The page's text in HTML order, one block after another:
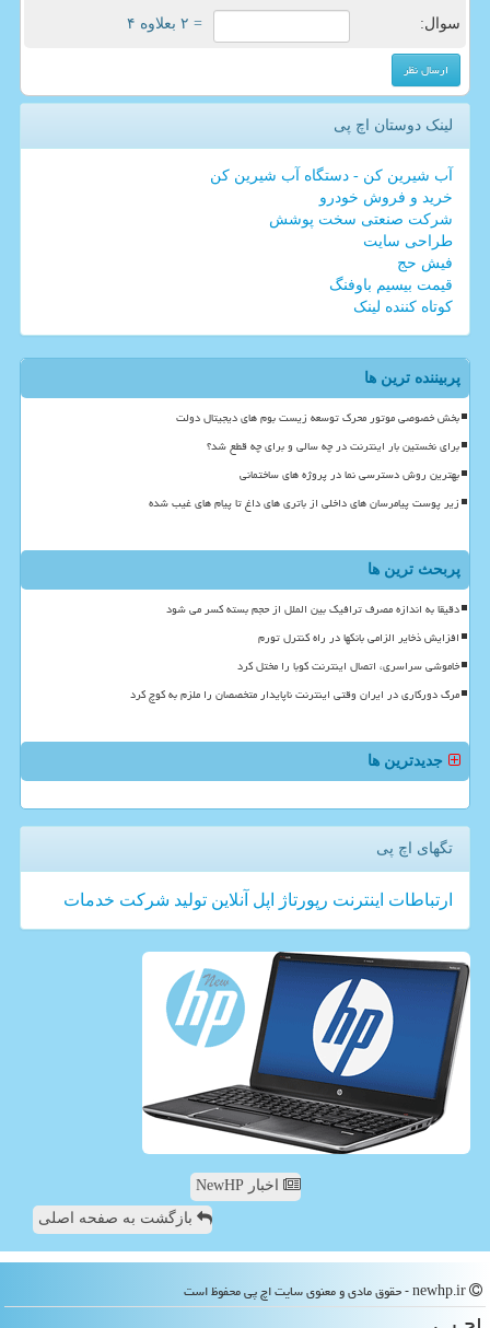
سوال: = ۲ بعلاوه ۴
لینک دوستان اچ پی
آب شیرین کن - دستگاه آب شیرین کن
خرید و فروش خودرو
شرکت صنعتی سخت پوشش
طراحی سایت
فیش حج
قیمت بیسیم باوفنگ
کوتاه کننده لینک
پربیننده ترین ها
بخش خصوصی موتور محرک توسعه زیست بوم های دیجیتال دولت
برای نخستین بار اینترنت در چه سالی و برای چه قطع شد؟
بهترین روش دسترسی نما در پروژه های ساختمانی
زیر پوست پیامرسان های داخلی از باتری های داغ تا پیام های غیب شده
پربحث ترین ها
دقیقا به اندازه مصرف ترافیک بین الملل از حجم بسته کسر می شود
افزایش ذخایر الزامی بانکها در راه کنترل تورم
خاموشی سراسری، اتصال اینترنت کوبا را مختل کرد
مرگ دورکاری در ایران وقتی اینترنت ناپایدار متخصصان را ملزم به کوچ کرد
جدیدترین ها
تگهای اچ پی
ارتباطات اینترنت رپورتاژ اپل آنلاین تولید شركت خدمات
اخبار NewHP
بازگشت به صفحه اصلی